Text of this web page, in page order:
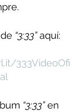
“3:33” aquí:
333VideoOfi
“3:33” en